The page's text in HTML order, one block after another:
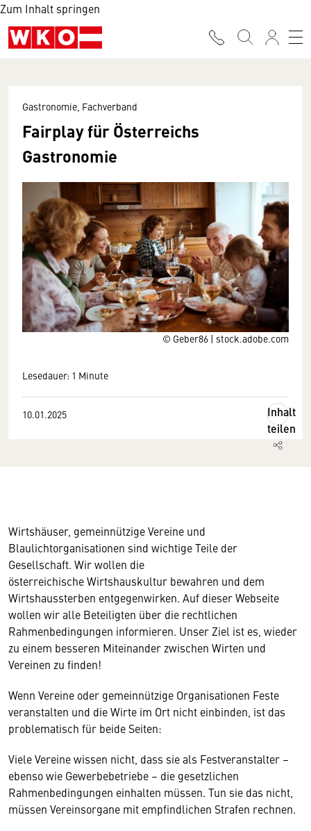
Zum Inhalt springen
© Geber86 | stock.adobe.com
Gastronomie, Fachverband
Fairplay für Österreichs
Gastronomie
Lesedauer: 1 Minute
10.01.2025
Inhalt
teilen
Wirtshäuser, gemeinnützige Vereine und
Blaulichtorganisationen sind wichtige Teile der
Gesellschaft. Wir wollen die
österreichische Wirtshauskultur bewahren und dem
Wirtshaussterben entgegenwirken. Auf dieser Webseite
wollen wir alle Beteiligten über die rechtlichen
Rahmenbedingungen informieren. Unser Ziel ist es, wieder
zu einem besseren Miteinander zwischen Wirten und
Vereinen zu finden!
Wenn Vereine oder gemeinnützige Organisationen Feste
veranstalten und die Wirte im Ort nicht einbinden, ist das
problematisch für beide Seiten:
Viele Vereine wissen nicht, dass sie als Festveranstalter –
ebenso wie Gewerbebetriebe – die gesetzlichen
Rahmenbedingungen einhalten müssen. Tun sie das nicht,
müssen Vereinsorgane mit empfindlichen Strafen rechnen.